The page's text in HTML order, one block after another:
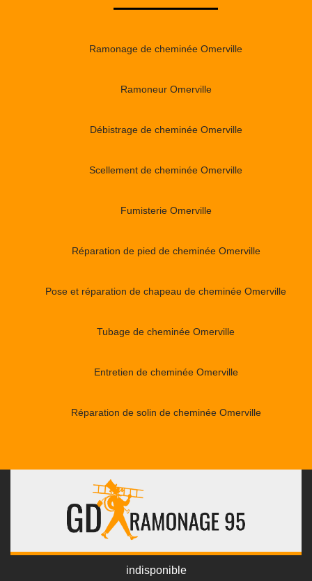
Ramonage de cheminée Omerville
Ramoneur Omerville
Débistrage de cheminée Omerville
Scellement de cheminée Omerville
Fumisterie Omerville
Réparation de pied de cheminée Omerville
Pose et réparation de chapeau de cheminée Omerville
Tubage de cheminée Omerville
Entretien de cheminée Omerville
Réparation de solin de cheminée Omerville
indisponible